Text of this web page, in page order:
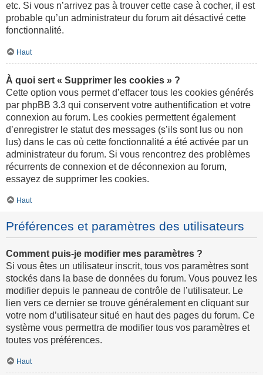
etc. Si vous n’arrivez pas à trouver cette case à cocher, il est
probable qu’un administrateur du forum ait désactivé cette
fonctionnalité.
Haut
À quoi sert « Supprimer les cookies » ?
Cette option vous permet d’effacer tous les cookies générés
par phpBB 3.3 qui conservent votre authentification et votre
connexion au forum. Les cookies permettent également
d’enregistrer le statut des messages (s’ils sont lus ou non
lus) dans le cas où cette fonctionnalité a été activée par un
administrateur du forum. Si vous rencontrez des problèmes
récurrents de connexion et de déconnexion au forum,
essayez de supprimer les cookies.
Haut
Préférences et paramètres des utilisateurs
Comment puis-je modifier mes paramètres ?
Si vous êtes un utilisateur inscrit, tous vos paramètres sont
stockés dans la base de données du forum. Vous pouvez les
modifier depuis le panneau de contrôle de l’utilisateur. Le
lien vers ce dernier se trouve généralement en cliquant sur
votre nom d’utilisateur situé en haut des pages du forum. Ce
système vous permettra de modifier tous vos paramètres et
toutes vos préférences.
Haut